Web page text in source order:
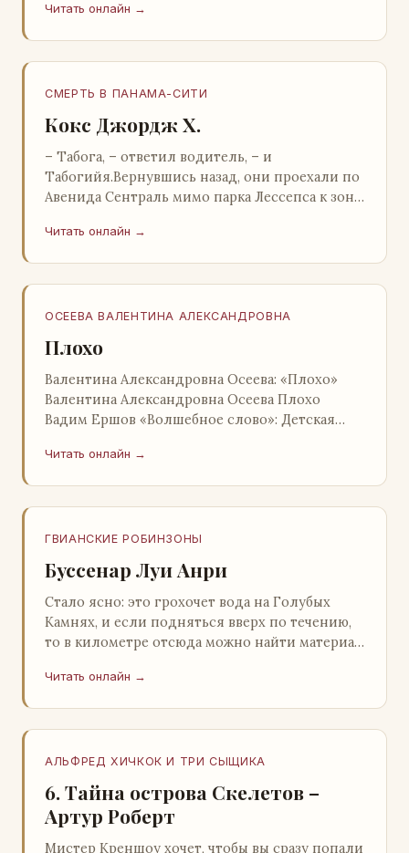
прочей публики, …
Читать онлайн →
СМЕРТЬ В ПАНАМА-СИТИ
Кокс Джордж Х.
– Табога, – ответил водитель, – и
Табогийя.Вернувшись назад, они проехали по
Авенида Сентраль мимо парка Лессепса к зоне
отель…
Читать онлайн →
ОСЕЕВА ВАЛЕНТИНА АЛЕКСАНДРОВНА
Плохо
Валентина Александровна Осеева: «Плохо»
Валентина Александровна Осеева Плохо
Вадим Ершов «Волшебное слово»: Детская
Александровна ОСЕЕВ…
Читать онлайн →
ГВИАНСКИЕ РОБИНЗОНЫ
Буссенар Луи Анри
Стало ясно: это грохочет вода на Голубых
Камнях, и если подняться вверх по течению,
то в километре отсюда можно найти материал
крас…
Читать онлайн →
АЛЬФРЕД ХИЧКОК И ТРИ СЫЩИКА
6. Тайна острова Скелетов –
Артур Роберт
Мистер Креншоу хочет, чтобы вы сразу попали